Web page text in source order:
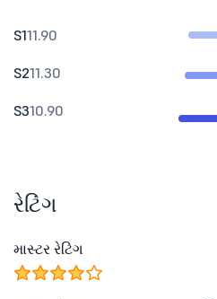
S111.90
S211.30
S310.90
રેટિંગ
માસ્ટર રેટિંગ